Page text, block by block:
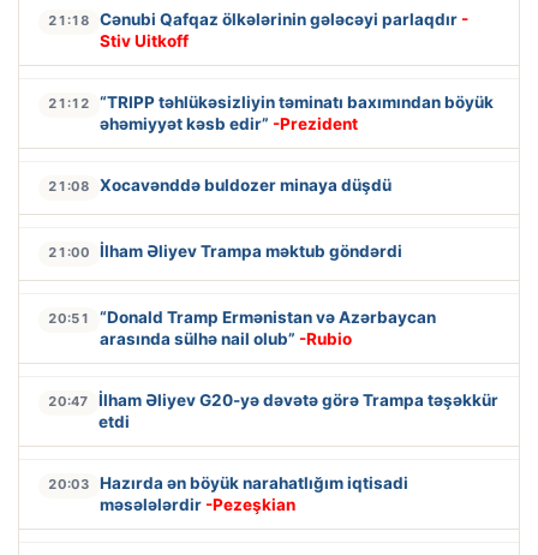
21:18 Cənubi Qafqaz ölkələrinin gələcəyi parlaqdır -
Stiv Uitkoff
21:12
“TRIPP təhlükəsizliyin təminatı baxımından böyük
əhəmiyyət kəsb edir” -Prezident
21:08 Xocavənddə buldozer minaya düşdü
21:00 İlham Əliyev Trampa məktub göndərdi
20:51
“Donald Tramp Ermənistan və Azərbaycan
arasında sülhə nail olub” -Rubio
20:47
İlham Əliyev G20-yə dəvətə görə Trampa təşəkkür
etdi
20:03
Hazırda ən böyük narahatlığım iqtisadi
məsələlərdir -Pezeşkian